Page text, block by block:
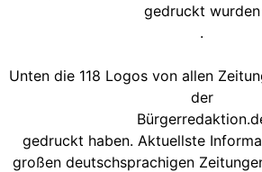
gedruckt wurden
.
Unten die 118 Logos von allen
der
gedruckt haben. Aktuellste
großen deutschsprachigen